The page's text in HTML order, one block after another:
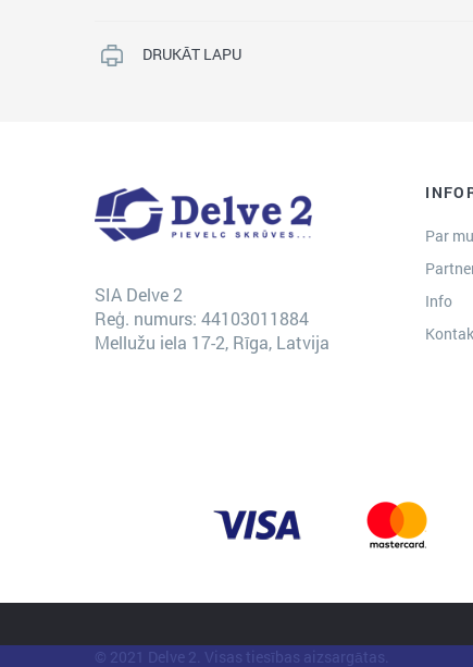
DRUKĀT LAPU
SIA Delve 2
Reģ. numurs: 44103011884
Mellužu iela 17-2, Rīga, Latvija
Par
Info
© 2021 Delve 2. Visas tiesības aizsargātas.